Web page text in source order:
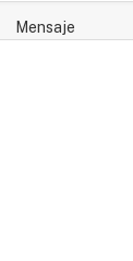
Mensaje